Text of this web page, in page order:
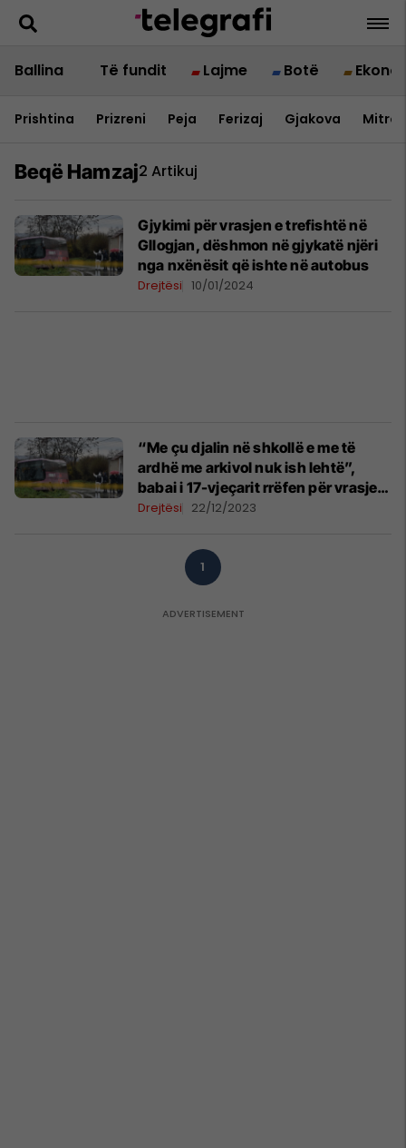
Ballina Të fundit Lajme Botë
Prishtina Prizreni Peja Ferizaj Gjakova
Beqë Hamzaj2 Artikuj
Gjykimi për vrasjen e trefishtë në
Gllogjan, dëshmon në gjykatë njëri
nga nxënësit që ishte në autobus
Drejtësi 10/01/2024
“Me çu djalin në shkollë e me të
ardhë me arkivol nuk ish lehtë”,
babai i 17-vjeçarit rrëfen për vrasjen
e trefishtë në Gllogjan
Drejtësi 22/12/2023
1